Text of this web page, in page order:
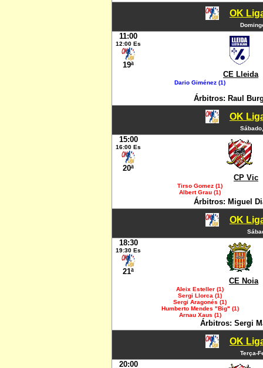
OK
11:00
12:00 Es
19ª
CE Lleida
Dario Giménez (1)
Árbitros: Raul
OK
15:00
16:00 Es
20ª
CP Vic
Tirso Gomez (1)
Albert Grau (1)
Árbitros: Miguel
OK
18:30
19:30 Es
21ª
CE Noia
Aleix Esteller (1)
Sergi Llorca (1)
Sergi Aragonés (1)
Humberto Mendes "Big" (1)
Arnau Xaus (1)
Árbitros: Sergi
OK
Terça-
20:00